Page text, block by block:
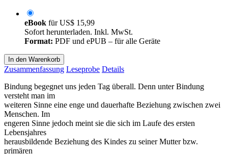
eBook fürUS$ 15,99
Sofort herunterladen. Inkl. MwSt.
Format: PDF und ePUB – für alle Geräte
In den Warenkorb
Zusammenfassung Leseprobe Details
Bindung begegnet uns jeden Tag überall. Denn unter Bindung
versteht man im
weiteren Sinne eine enge und dauerhafte Beziehung zwischen zwei
Menschen. Im
engeren Sinne jedoch meint sie die sich im Laufe des ersten
Lebensjahres
herausbildende Beziehung des Kindes zu seiner Mutter bzw.
primären